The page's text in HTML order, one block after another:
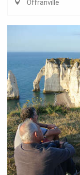
Offranville